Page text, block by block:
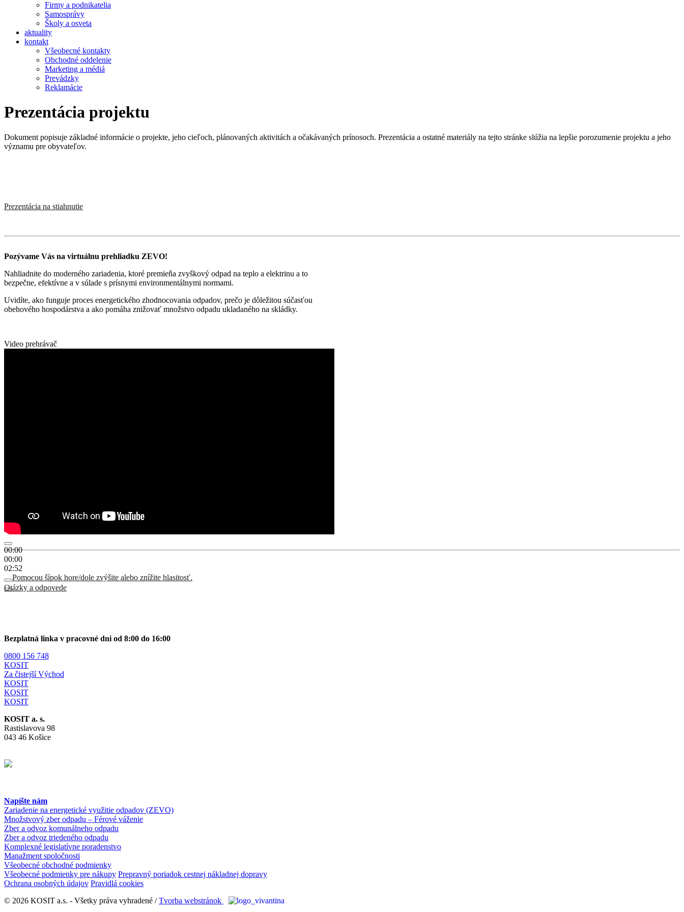
Firmy a podnikatelia
Samosprávy
Školy a osveta
aktuality
kontakt
Všeobecné kontakty
Obchodné oddelenie
Marketing a médiá
Prevádzky
Reklamácie
Prezentácia projektu
Dokument popisuje základné informácie o projekte, jeho cieľoch, plánovaných aktivitách a očakávaných prínosoch. Prezentácia a ostatné materiály na tejto stránke slúžia na lepšie porozumenie projektu a jeho
významu pre obyvateľov.
Prezentácia na stiahnutie
Pozývame Vás na virtuálnu prehliadku ZEVO!
Nahliadnite do moderného zariadenia, ktoré premieňa zvyškový odpad na teplo a elektrinu a to
bezpečne, efektívne a v súlade s prísnymi environmentálnymi normami.
Uvidíte, ako funguje proces energetického zhodnocovania odpadov, prečo je dôležitou súčasťou
obehového hospodárstva a ako pomáha znižovať množstvo odpadu ukladaného na skládky.
Video prehrávač
00:00
00:00
02:52
Pomocou šípok hore/dole zvýšite alebo znížite hlasitosť.
Otázky a odpovede
Bezplatná linka v pracovné dni od 8:00 do 16:00
0800 156 748
KOSIT
Za čistejší Východ
KOSIT
KOSIT
KOSIT
KOSIT a. s.
Rastislavova 98
043 46 Košice
Napíšte nám
Zariadenie na energetické využitie odpadov (ZEVO)
Množstvový zber odpadu – Férové váženie
Zber a odvoz komunálneho odpadu
Zber a odvoz triedeného odpadu
Komplexné legislatívne poradenstvo
Manažment spoločnosti
Všeobecné obchodné podmienky
Všeobecné podmienky pre nákupy Prepravný poriadok cestnej nákladnej dopravy
Ochrana osobných údajov Pravidlá cookies
© 2026 KOSIT a.s. - Všetky práva vyhradené /Tvorba webstránok